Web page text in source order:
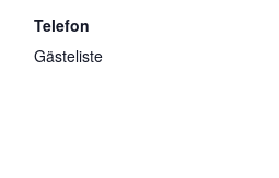
Telefon
Gästeliste